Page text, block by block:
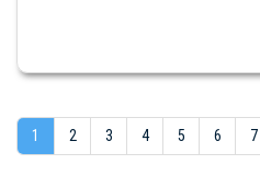
1 2 3 4 5 6 7